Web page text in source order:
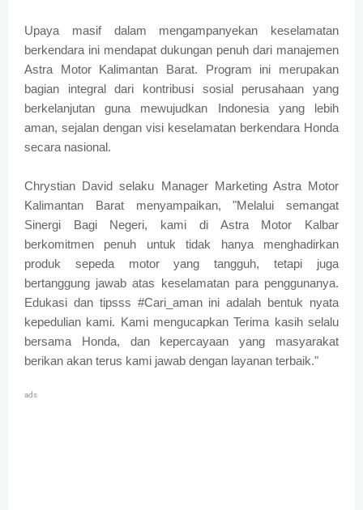
Upaya masif dalam mengampanyekan keselamatan
berkendara ini mendapat dukungan penuh dari manajemen
Astra Motor Kalimantan Barat. Program ini merupakan
bagian integral dari kontribusi sosial perusahaan yang
berkelanjutan guna mewujudkan Indonesia yang lebih
aman, sejalan dengan visi keselamatan berkendara Honda
secara nasional.
Chrystian David selaku Manager Marketing Astra Motor
Kalimantan Barat menyampaikan, "Melalui semangat
Sinergi Bagi Negeri, kami di Astra Motor Kalbar
berkomitmen penuh untuk tidak hanya menghadirkan
produk sepeda motor yang tangguh, tetapi juga
bertanggung jawab atas keselamatan para penggunanya.
Edukasi dan tipsss #Cari_aman ini adalah bentuk nyata
kepedulian kami. Kami mengucapkan Terima kasih selalu
bersama Honda, dan kepercayaan yang masyarakat
berikan akan terus kami jawab dengan layanan terbaik."
ads